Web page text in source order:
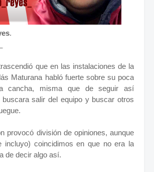
.
que en las instalaciones de la
Maturana habló fuerte sobre su poca
cancha, misma que de seguir así
buscara salir del equipo y buscar otros
provocó división de opiniones, aunque
incluyo) coincidimos en que no era la
de decir algo así.